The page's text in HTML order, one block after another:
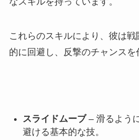
これらのスキルにより、彼は
的に回避し、反撃のチャンスを
スライドムーブ– 滑るよう
避ける基本的な技。